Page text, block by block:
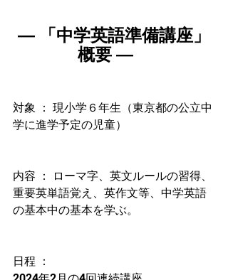
― 「中学英語準備講座」
概要 ―
対象 ： 現小学６年生（東京都の公立中
学に進学予定の児童）
内容 ： ローマ字、英文ルールの習得、
重要英単語覚え、英作文等、中学英語
の基本中の基本を学ぶ。
日程 ：